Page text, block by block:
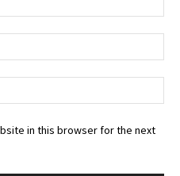
in this browser for the next